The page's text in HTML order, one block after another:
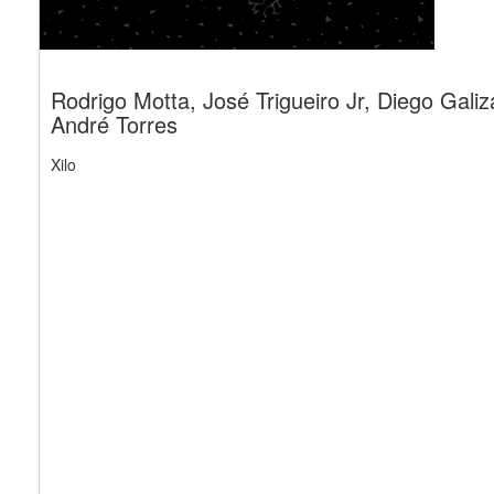
Rodrigo Motta, José Trigueiro Jr, Diego
André Torres
Xilo